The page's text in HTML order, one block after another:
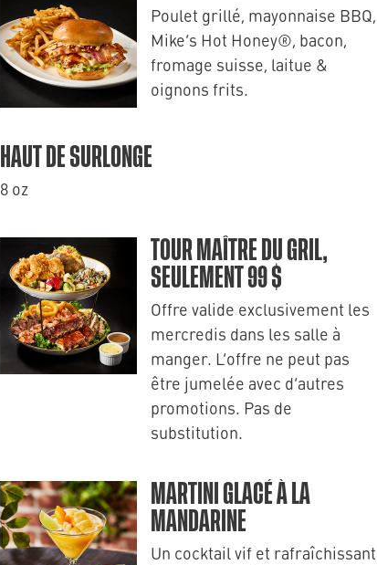
Poulet grillé, mayonnaise BBQ,
Mike’s Hot Honey®, bacon,
fromage suisse, laitue &
oignons frits.
HAUT DE SURLONGE
8 oz
TOUR MAÎTRE DU GRIL,
SEULEMENT 99 $
Offre valide exclusivement les
mercredis dans les salle à
manger. L’offre ne peut pas
être jumelée avec d’autres
promotions. Pas de
substitution.
MARTINI GLACÉ À LA
MANDARINE
Un cocktail vif et rafraîchissant